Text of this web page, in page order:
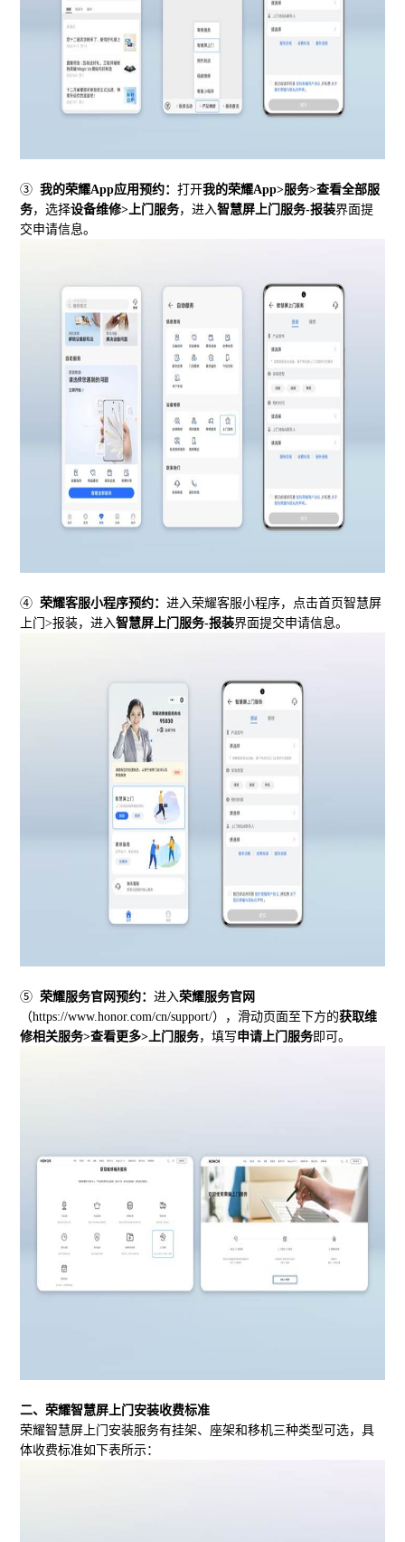
③ 我的荣耀App应用预约：打开我的荣耀App>服务>查看全部服
务，选择设备维修> 上门服务，进入智慧屏上门服务-报装界面提
交申请信息。
④ 荣耀客服小程序预约：进入荣耀客服小程序，点击首页智慧屏
上门>报装，进入智慧屏上门服务-报装界面提交申请信息。
⑤ 荣耀服务官网预约：进入荣耀服务官网
（https://www.honor.com/cn/support/），滑动页面至下方的获取维
修相关服务>查看更多> 上门服务，填写申请上门服务即可。
二、荣耀智慧屏上门安装收费标准
荣耀智慧屏上门安装服务有挂架、座架和移机三种类型可选，具
体收费标准如下表所示：